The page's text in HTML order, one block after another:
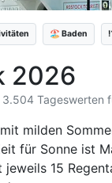
🏖️ Baden
2026
Tageswerten
milden
für Sonne ist
15